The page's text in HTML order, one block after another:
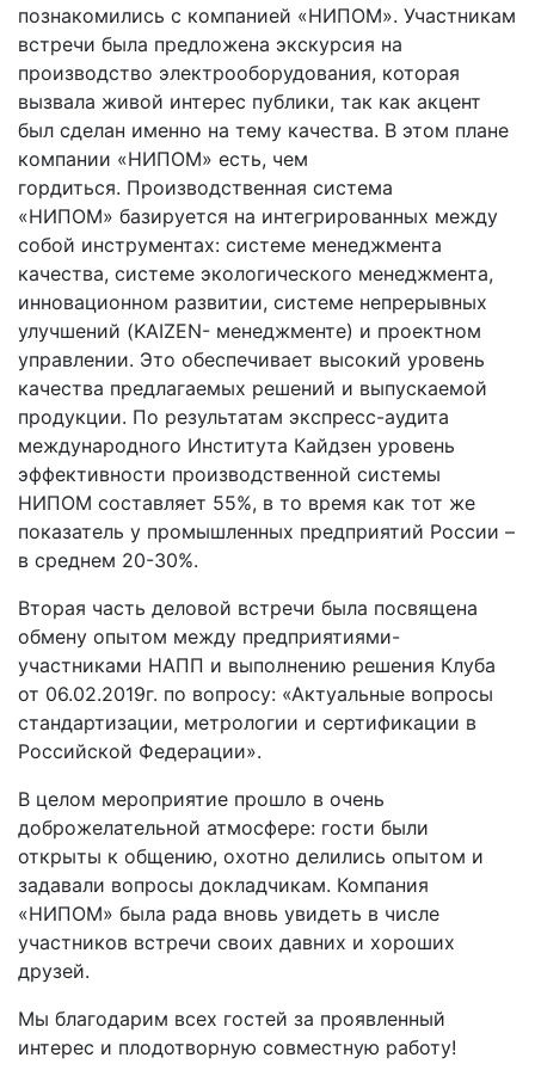
познакомились с компанией «НИПОМ». Участникам
встречи была предложена экскурсия на
производство электрооборудования, которая
вызвала живой интерес публики, так как акцент
был сделан именно на тему качества. В этом плане
компании «НИПОМ» есть, чем
гордиться. Производственная система
«НИПОМ» базируется на интегрированных между
собой инструментах: системе менеджмента
качества, системе экологического менеджмента,
инновационном развитии, системе непрерывных
улучшений (KAIZEN- менеджменте) и проектном
управлении. Это обеспечивает высокий уровень
качества предлагаемых решений и выпускаемой
продукции. По результатам экспресс-аудита
международного Института Кайдзен уровень
эффективности производственной системы
НИПОМ составляет 55%, в то время как тот же
показатель у промышленных предприятий России –
в среднем 20-30%.
Вторая часть деловой встречи была посвящена
обмену опытом между предприятиями-
участниками НАПП и выполнению решения Клуба
от 06.02.2019г. по вопросу: «Актуальные вопросы
стандартизации, метрологии и сертификации в
Российской Федерации».
В целом мероприятие прошло в очень
доброжелательной атмосфере: гости были
открыты к общению, охотно делились опытом и
задавали вопросы докладчикам. Компания
«НИПОМ» была рада вновь увидеть в числе
участников встречи своих давних и хороших
друзей.
Мы благодарим всех гостей за проявленный
интерес и плодотворную совместную работу!